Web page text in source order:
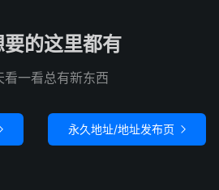
要的这里都有
看一看总有新东西
永久地址/地址发布页 